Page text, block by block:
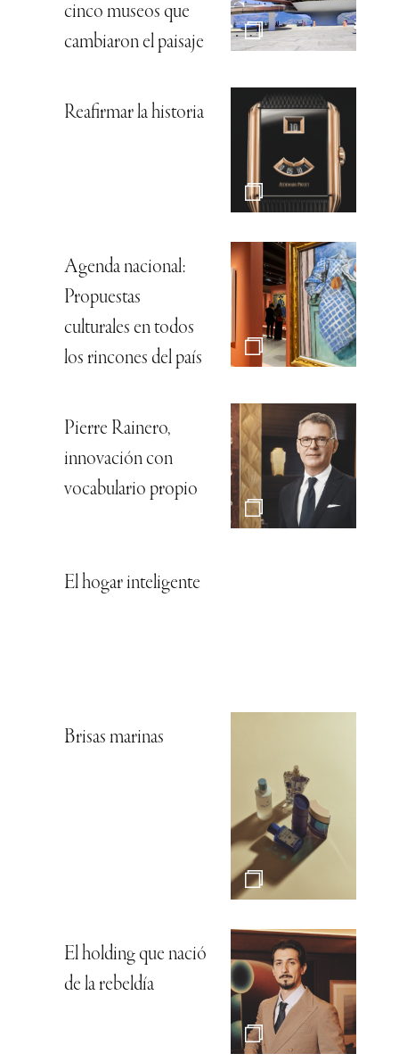
cinco museos que
cambiaron el paisaje
Reafirmar la historia
Agenda nacional:
Propuestas
culturales en todos
los rincones del país
Pierre Rainero,
innovación con
vocabulario propio
El hogar inteligente
Brisas marinas
El holding que nació
de la rebeldía